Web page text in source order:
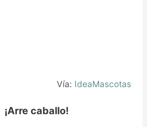
Vía: IdeaMascotas
¡Arre caballo!